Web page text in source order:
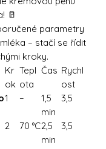
🥛
parametry
– stačí se řídit
kroky.
Kr
ok
Tepl
ota
Čas Rychl
ost
1 –
1,5
min
3,5
2 70 °C2,5
min
3,5